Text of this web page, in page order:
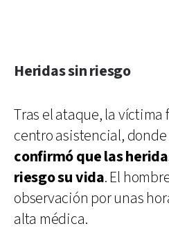
Heridas sin riesgo
Tras el ataque, la víctima
centro asistencial,
confirmó que las
riesgo su vida. El
observación por unas
alta médica.